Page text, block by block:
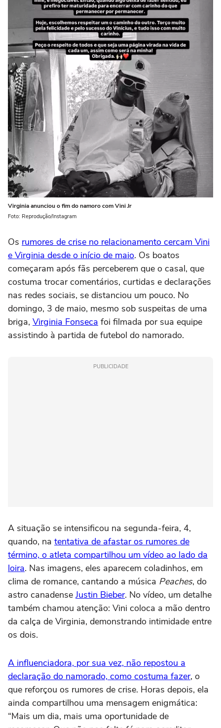
Virginia anunciou o fim do namoro com Vini Jr
Foto: Reprodução/Instagram
Os rumores de crise no relacionamento cercam Vini
e Virginia desde o início de maio. Os boatos
começaram após fãs perceberem que o casal, que
costuma trocar comentários, curtidas e declarações
nas redes sociais, se distanciou um pouco. No
domingo, 3 de maio, mesmo sob suspeitas de uma
briga, Virginia Fonseca foi filmada por sua equipe
assistindo à partida de futebol do namorado.
PUBLICIDADE
A situação se intensificou na segunda-feira, 4,
quando, na tentativa de afastar os rumores de
término, o atleta compartilhou um vídeo ao lado da
loira. Nas imagens, eles aparecem coladinhos, em
clima de romance, cantando a música Peaches, do
astro canadense Justin Bieber. No vídeo, um detalhe
também chamou atenção: Vini coloca a mão dentro
da calça de Virginia, demonstrando intimidade entre
os dois.
A influenciadora, por sua vez, não repostou a
declaração do namorado, como costuma fazer, o
que reforçou os rumores de crise. Horas depois, ela
ainda compartilhou uma mensagem enigmática:
“Mais um dia, mais uma oportunidade de